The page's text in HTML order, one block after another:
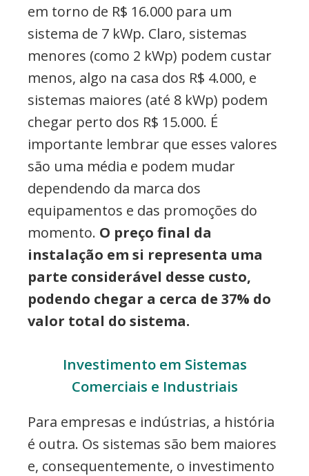
em torno de R$ 16.000 para um
sistema de 7 kWp. Claro, sistemas
menores (como 2 kWp) podem custar
menos, algo na casa dos R$ 4.000, e
sistemas maiores (até 8 kWp) podem
chegar perto dos R$ 15.000. É
importante lembrar que esses valores
são uma média e podem mudar
dependendo da marca dos
equipamentos e das promoções do
momento. O preço final da
instalação em si representa uma
parte considerável desse custo,
podendo chegar a cerca de 37% do
valor total do sistema.
Investimento em Sistemas
Comerciais e Industriais
Para empresas e indústrias, a história
é outra. Os sistemas são bem maiores
e, consequentemente, o investimento